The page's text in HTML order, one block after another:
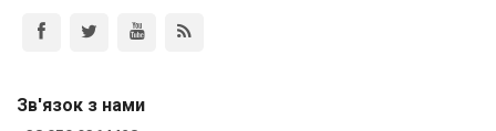
Зв'язок з нами